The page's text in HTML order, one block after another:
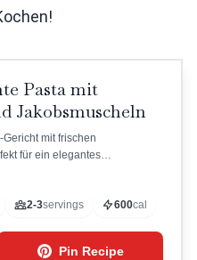
Pasta mit
Jakobsmuscheln
mit frischen
für ein elegantes
2-3servings 600cal
Pin Recipe